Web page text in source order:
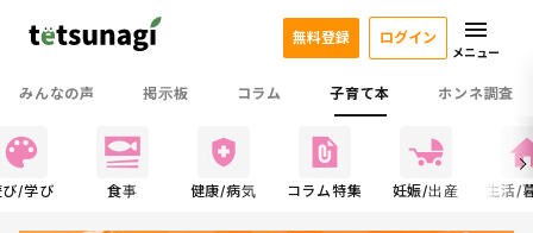
みんなの声 掲示板 コラム 子育て本 ホンネ調査
無料登録 ログイン
メニュー
び/学び 食事 健康/病気 コラム特集 妊娠/出産 生活/